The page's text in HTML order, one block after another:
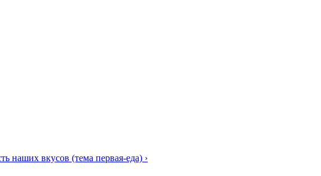
наших вкусов (тема первая-еда) ›